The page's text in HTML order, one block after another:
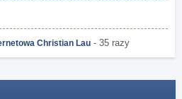
Christian Lau - 35 razy